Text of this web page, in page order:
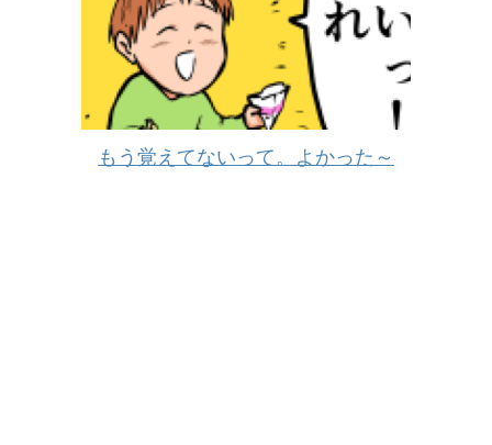
もう覚えてないって。よかった～